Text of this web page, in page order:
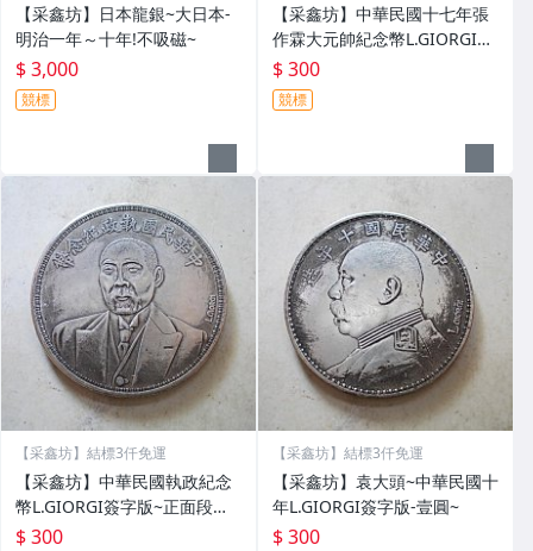
【采鑫坊】日本龍銀~大日本-
明治一年～十年!不吸磁~
$ 3,000
競標
【采鑫坊】中華民國十七年張
作霖大元帥紀念幣L.GIORGI簽
字版ONE DOLLAR~
$ 300
競標
【采鑫坊】結標3仟免運
【采鑫坊】中華民國執政紀念
幣L.GIORGI簽字版~正面段祺
瑞背面刻和平
$ 300
【采鑫坊】結標3仟免運
【采鑫坊】袁大頭~中華民國十
年L.GIORGI簽字版-壹圓~
$ 300